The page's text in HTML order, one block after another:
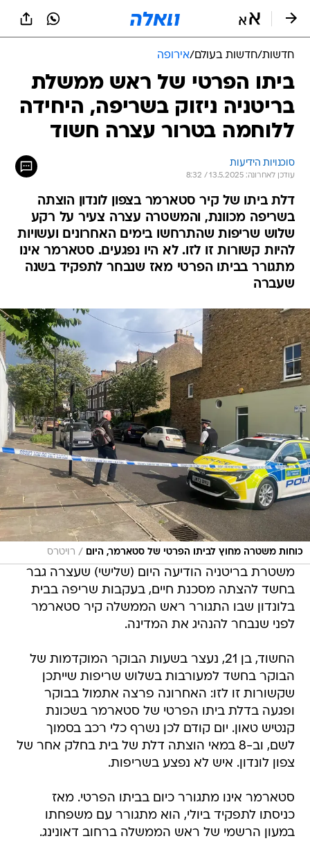
חדשות/חדשות בעולם/אירופה
ביתו הפרטי של ראש ממשלת
בריטניה ניזוק בשריפה, היחידה
ללוחמה בטרור עצרה חשוד
סוכנויות הידיעות
עודכן לאחרונה: 13.5.2025 / 8:32
דלת ביתו של קיר סטארמר בצפון לונדון הוצתה
בשריפה מכוונת, והמשטרה עצרה צעיר על רקע
שלוש שריפות שהתרחשו בימים האחרונים ועשויות
להיות קשורות זו לזו. לא היו נפגעים. סטארמר אינו
מתגורר בביתו הפרטי מאז שנבחר לתפקיד בשנה
שעברה
כוחות משטרה מחוץ לביתו הפרטי של סטארמר, היום / רויטרס
משטרת בריטניה הודיעה היום (שלישי) שעצרה גבר
בחשד להצתה מסכנת חיים, בעקבות שריפה בבית
בלונדון שבו התגורר ראש הממשלה קיר סטארמר
לפני שנבחר להנהיג את המדינה.
החשוד, בן 21, נעצר בשעות הבוקר המוקדמות של
הבוקר בחשד למעורבות בשלוש שריפות שייתכן
שקשורות זו לזו: האחרונה פרצה אתמול בבוקר
ופגעה בדלת ביתו הפרטי של סטארמר בשכונת
קנטיש טאון. יום קודם לכן נשרף כלי רכב בסמוך
לשם, וב-8 במאי הוצתה דלת של בית בחלק אחר של
צפון לונדון. איש לא נפצע בשריפות.
סטארמר אינו מתגורר כיום בביתו הפרטי. מאז
כניסתו לתפקיד ביולי, הוא מתגורר עם משפחתו
במעון הרשמי של ראש הממשלה ברחוב דאונינג.